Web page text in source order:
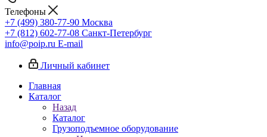
Телефоны
+7 (499) 380-77-90 Москва
+7 (812) 602-77-08 Санкт-Петербург
info@poip.ru E-mail
Личный кабинет
Главная
Каталог
Назад
Каталог
Грузоподъемное оборудование